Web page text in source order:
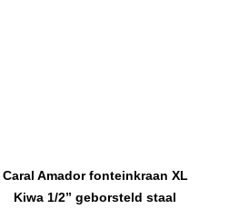
Caral Amador fonteinkraan XL
Kiwa 1/2” geborsteld staal